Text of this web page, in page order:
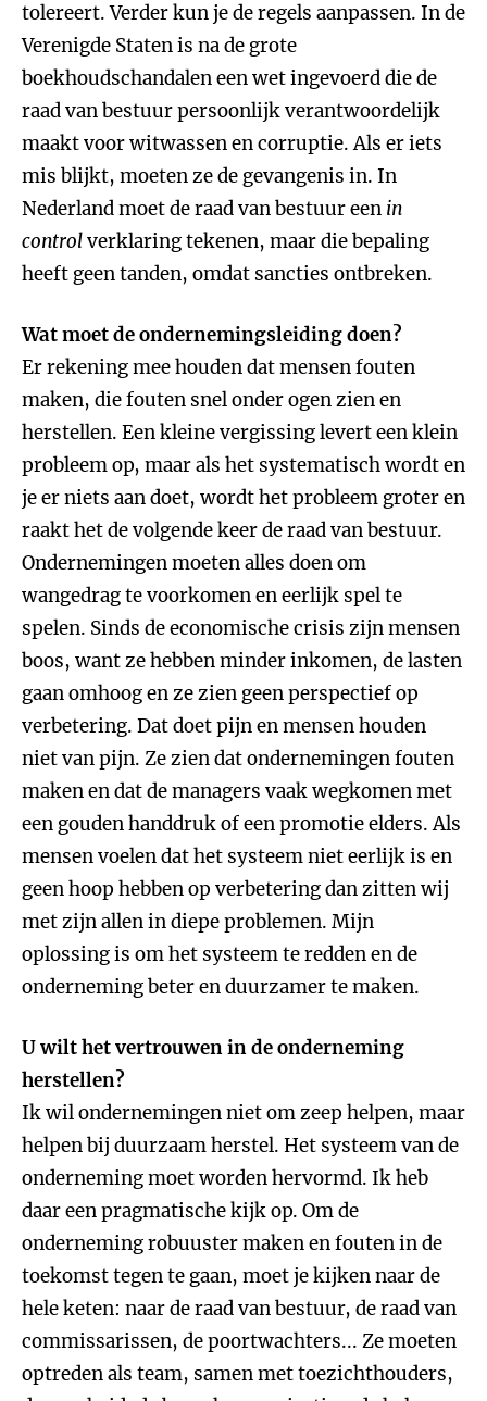
tolereert. Verder kun je de regels aanpassen. In de
Verenigde Staten is na de grote
boekhoudschandalen een wet ingevoerd die de
raad van bestuur persoonlijk verantwoordelijk
maakt voor witwassen en corruptie. Als er iets
mis blijkt, moeten ze de gevangenis in. In
Nederland moet de raad van bestuur een in
controlverklaring tekenen, maar die bepaling
heeft geen tanden, omdat sancties ontbreken.
Wat moet de ondernemingsleiding doen?
Er rekening mee houden dat mensen fouten
maken, die fouten snel onder ogen zien en
herstellen. Een kleine vergissing levert een klein
probleem op, maar als het systematisch wordt en
je er niets aan doet, wordt het probleem groter en
raakt het de volgende keer de raad van bestuur.
Ondernemingen moeten alles doen om
wangedrag te voorkomen en eerlijk spel te
spelen. Sinds de economische crisis zijn mensen
boos, want ze hebben minder inkomen, de lasten
gaan omhoog en ze zien geen perspectief op
verbetering. Dat doet pijn en mensen houden
niet van pijn. Ze zien dat ondernemingen fouten
maken en dat de managers vaak wegkomen met
een gouden handdruk of een promotie elders. Als
mensen voelen dat het systeem niet eerlijk is en
geen hoop hebben op verbetering dan zitten wij
met zijn allen in diepe problemen. Mijn
oplossing is om het systeem te redden en de
onderneming beter en duurzamer te maken.
U wilt het vertrouwen in de onderneming
herstellen?
Ik wil ondernemingen niet om zeep helpen, maar
helpen bij duurzaam herstel. Het systeem van de
onderneming moet worden hervormd. Ik heb
daar een pragmatische kijk op. Om de
onderneming robuuster maken en fouten in de
toekomst tegen te gaan, moet je kijken naar de
hele keten: naar de raad van bestuur, de raad van
commissarissen, de poortwachters... Ze moeten
optreden als team, samen met toezichthouders,